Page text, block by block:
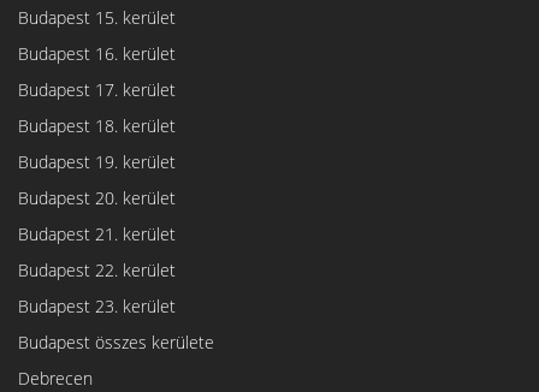
Budapest 15. kerület
Budapest 16. kerület
Budapest 17. kerület
Budapest 18. kerület
Budapest 19. kerület
Budapest 20. kerület
Budapest 21. kerület
Budapest 22. kerület
Budapest 23. kerület
Budapest összes kerülete
Debrecen